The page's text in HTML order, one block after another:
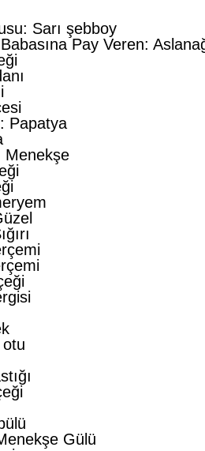
Sarı şebboy
Pay Veren:
Papatya
Menekşe
otu
Gülü